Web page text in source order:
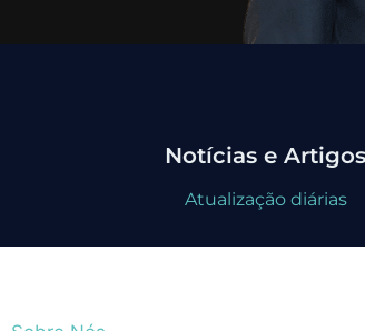
Notícias e
Atualização diárias